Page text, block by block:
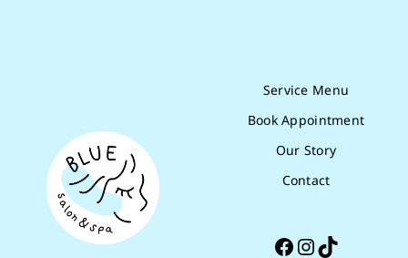
Service Menu
Book Appointment
Our Story
Contact
Facebook InstagramTikTok